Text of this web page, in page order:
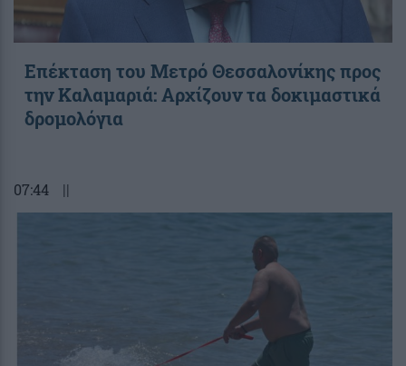
Επέκταση του Μετρό Θεσσαλονίκης προς
την Καλαμαριά: Αρχίζουν τα δοκιμαστικά
δρομολόγια
07:44 ||